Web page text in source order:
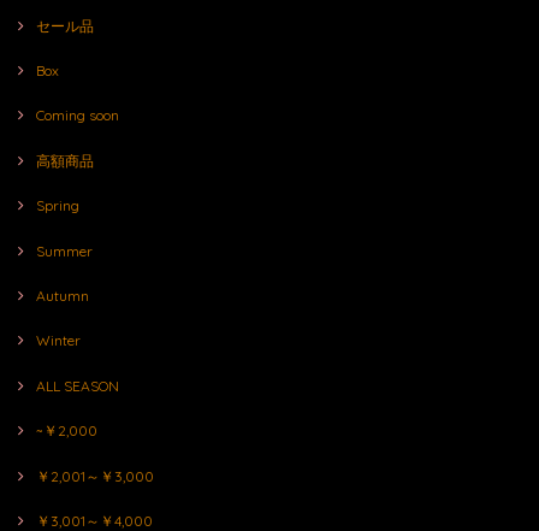
セール品
Box
Coming soon
高額商品
Spring
Summer
Autumn
Winter
ALL SEASON
~￥2,000
￥2,001～￥3,000
￥3,001～￥4,000